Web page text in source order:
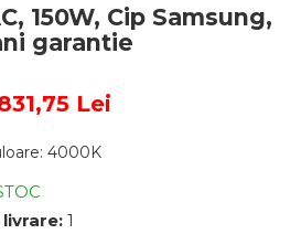
150W, Cip Samsung,
garantie
Lei
: 4000K
1